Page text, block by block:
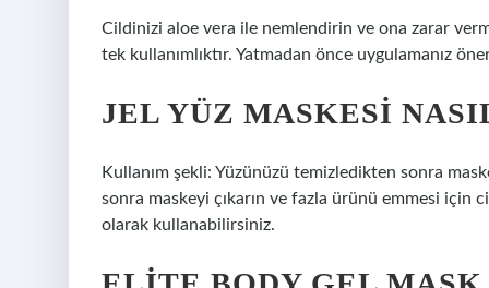
Cildinizi aloe vera ile nemlendirin ve ona zarar
tek kullanımlıktır. Yatmadan önce uygulamanız
JEL YÜZ MASKESI
Kullanım şekli: Yüzünüzü temizledikten sonra
sonra maskeyi çıkarın ve fazla ürünü emmesi için
olarak kullanabilirsiniz.